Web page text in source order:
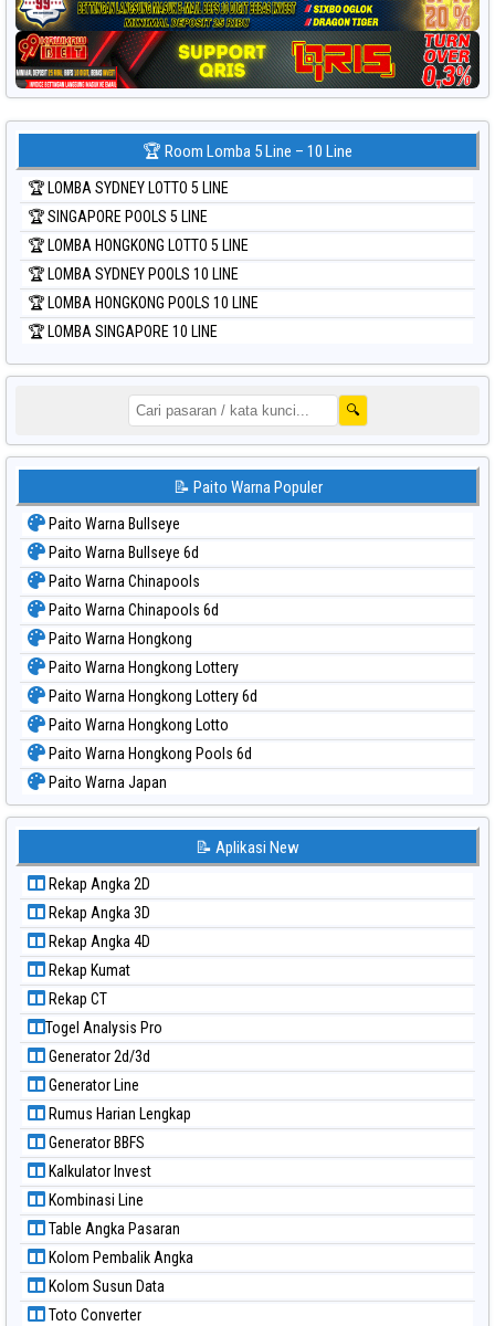
🏆 Room Lomba 5 Line – 10 Line
🏆 LOMBA SYDNEY LOTTO 5 LINE
🏆 SINGAPORE POOLS 5 LINE
🏆 LOMBA HONGKONG LOTTO 5 LINE
🏆 LOMBA SYDNEY POOLS 10 LINE
🏆 LOMBA HONGKONG POOLS 10 LINE
🏆 LOMBA SINGAPORE 10 LINE
🔍
📝 Paito Warna Populer
Paito Warna Bullseye
Paito Warna Bullseye 6d
Paito Warna Chinapools
Paito Warna Chinapools 6d
Paito Warna Hongkong
Paito Warna Hongkong Lottery
Paito Warna Hongkong Lottery 6d
Paito Warna Hongkong Lotto
Paito Warna Hongkong Pools 6d
Paito Warna Japan
Paito Warna Japan 6d
Paito Warna Kuda Lari
Paito Warna Magnum Cambodia
Paito Warna Nagoya
Paito Warna New York Midday
Paito Warna North Carolina Day
Paito Warna Pcso
Paito Warna Pennsylvania Day
Paito Warna Sao Paulo
Paito Warna Singapore
Paito Warna Sydney
Paito Warna Sydney Lottery
Paito Warna Sydney Lottery 6d
Paito Warna Sydney Lotto
Paito Warna Sydney Pools 6d
Paito Warna Taipei
Paito Warna Taiwan
📝 Aplikasi New
Rekap Angka 2D
Rekap Angka 3D
Rekap Angka 4D
Rekap Kumat
Rekap CT
Togel Analysis Pro
Generator 2d/3d
Generator Line
Rumus Harian Lengkap
Generator BBFS
Kalkulator Invest
Kombinasi Line
Table Angka Pasaran
Kolom Pembalik Angka
Kolom Susun Data
Toto Converter